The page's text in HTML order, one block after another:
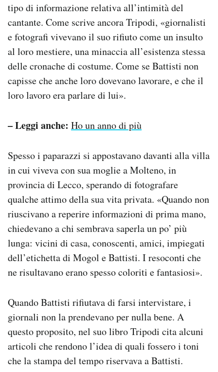
tipo di informazione relativa all’intimità del
cantante. Come scrive ancora Tripodi, «giornalisti
e fotografi vivevano il suo rifiuto come un insulto
al loro mestiere, una minaccia all’esistenza stessa
delle cronache di costume. Come se Battisti non
capisse che anche loro dovevano lavorare, e che il
loro lavoro era parlare di lui».
– Leggi anche: Ho un anno di più
Spesso i paparazzi si appostavano davanti alla villa
in cui viveva con sua moglie a Molteno, in
provincia di Lecco, sperando di fotografare
qualche attimo della sua vita privata. «Quando non
riuscivano a reperire informazioni di prima mano,
chiedevano a chi sembrava saperla un po’ più
lunga: vicini di casa, conoscenti, amici, impiegati
dell’etichetta di Mogol e Battisti. I resoconti che
ne risultavano erano spesso coloriti e fantasiosi».
Quando Battisti rifiutava di farsi intervistare, i
giornali non la prendevano per nulla bene. A
questo proposito, nel suo libro Tripodi cita alcuni
articoli che rendono l’idea di quali fossero i toni
che la stampa del tempo riservava a Battisti.